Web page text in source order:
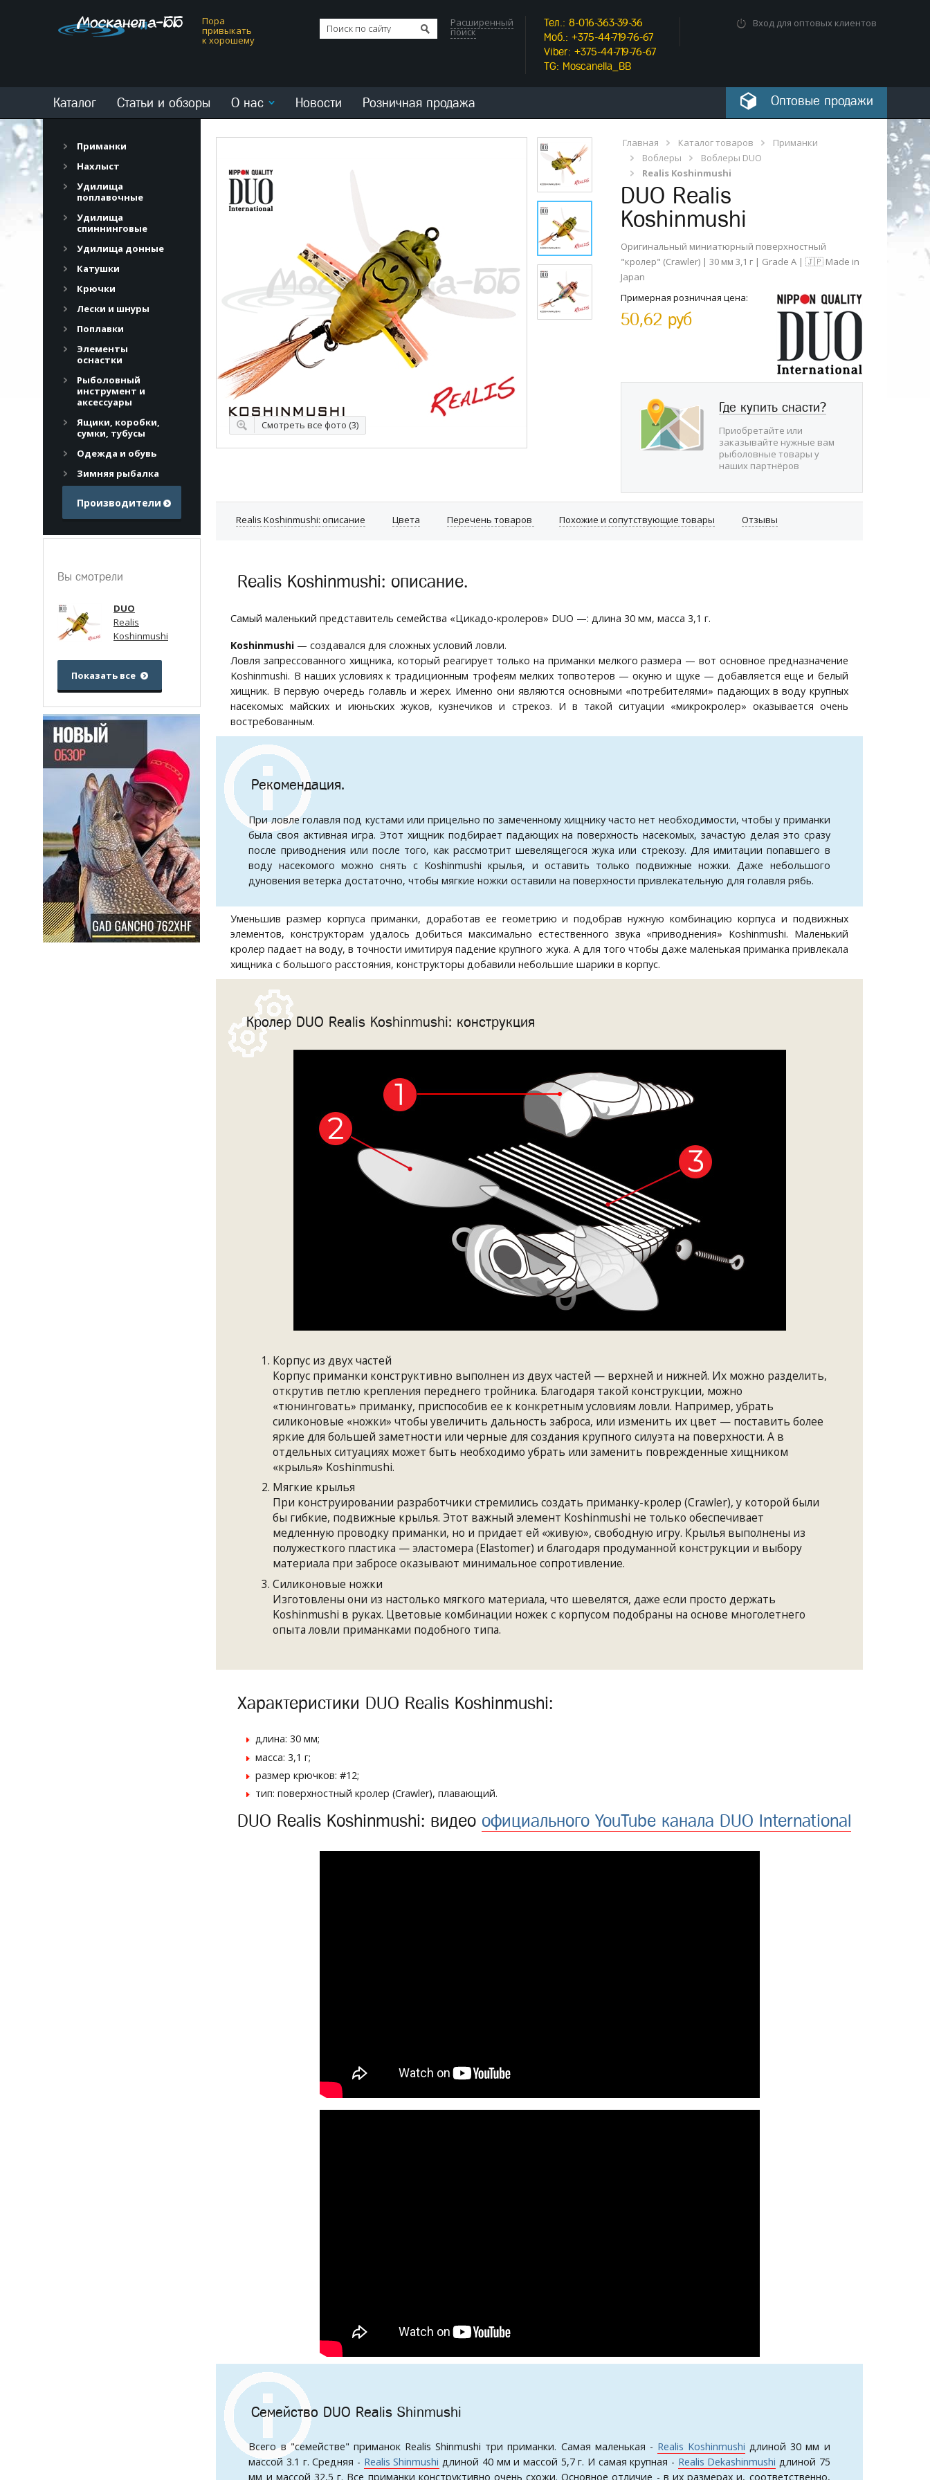
Пора
привыкать
к хорошему
Расширенный
поиск
Тел.: 8-016-363-39-36
Моб.: +375-44-719-76-67
Viber: +375-44-719-76-67
TG: Moscanella_BB
Вход для оптовых клиентов
Каталог Статьи и обзоры О нас Новости Розничная продажа Оптовые продажи
Смотреть все фото (3)
Главная Каталог товаров
Приманки
Воблеры
Воблеры DUO
Realis Koshinmushi
DUO Realis
Koshinmushi
Оригинальный миниатюрный поверхностный
"кролер" (Crawler) | 30 мм 3,1 г | Grade A | 🇯🇵 Made in
Japan
Примерная розничная цена:
50,62 руб
Где купить снасти?
Приобретайте или
заказывайте нужные вам
рыболовные товары у
наших партнёров
Realis Koshinmushi: описание Цвета Перечень товаров Похожие и сопутствующие товары Отзывы
Realis Koshinmushi: описание.
Самый маленький представитель семейства «Цикадо-кролеров» DUO —: длина 30 мм, масса 3,1 г.
Koshinmushi — создавался для сложных условий ловли.
Ловля запрессованного хищника, который реагирует только на приманки мелкого размера — вот основное предназначение
Koshinmushi. В наших условиях к традиционным трофеям мелких топвотеров — окуню и щуке — добавляется еще и белый
хищник. В первую очередь голавль и жерех. Именно они являются основными «потребителями» падающих в воду крупных
насекомых: майских и июньских жуков, кузнечиков и стрекоз. И в такой ситуации «микрокролер» оказывается очень
востребованным.
Рекомендация.
При ловле голавля под кустами или прицельно по замеченному хищнику часто нет необходимости, чтобы у приманки
была своя активная игра. Этот хищник подбирает падающих на поверхность насекомых, зачастую делая это сразу
после приводнения или после того, как рассмотрит шевелящегося жука или стрекозу. Для имитации попавшего в
воду насекомого можно снять с Koshinmushi крылья, и оставить только подвижные ножки. Даже небольшого
дуновения ветерка достаточно, чтобы мягкие ножки оставили на поверхности привлекательную для голавля рябь.
Уменьшив размер корпуса приманки, доработав ее геометрию и подобрав нужную комбинацию корпуса и подвижных
элементов, конструкторам удалось добиться максимально естественного звука «приводнения» Koshinmushi. Маленький
кролер падает на воду, в точности имитируя падение крупного жука. А для того чтобы даже маленькая приманка привлекала
хищника с большого расстояния, конструкторы добавили небольшие шарики в корпус.
Кролер DUO Realis Koshinmushi: конструкция
Корпус из двух частей
Корпус приманки конструктивно выполнен из двух частей — верхней и нижней. Их можно разделить,
открутив петлю крепления переднего тройника. Благодаря такой конструкции, можно
«тюнинговать» приманку, приспособив ее к конкретным условиям ловли. Например, убрать
силиконовые «ножки» чтобы увеличить дальность заброса, или изменить их цвет — поставить более
яркие для большей заметности или черные для создания крупного силуэта на поверхности. А в
отдельных ситуациях может быть необходимо убрать или заменить поврежденные хищником
«крылья» Koshinmushi.
Мягкие крылья
При конструировании разработчики стремились создать приманку-кролер (Crawler), у которой были
бы гибкие, подвижные крылья. Этот важный элемент Koshinmushi не только обеспечивает
медленную проводку приманки, но и придает ей «живую», свободную игру. Крылья выполнены из
полужесткого пластика — эластомера (Elastomer) и благодаря продуманной конструкции и выбору
материала при забросе оказывают минимальное сопротивление.
Силиконовые ножки
Изготовлены они из настолько мягкого материала, что шевелятся, даже если просто держать
Koshinmushi в руках. Цветовые комбинации ножек с корпусом подобраны на основе многолетнего
опыта ловли приманками подобного типа.
Характеристики DUO Realis Koshinmushi:
длина: 30 мм;
масса: 3,1 г;
размер крючков: #12;
тип: поверхностный кролер (Crawler), плавающий.
DUO Realis Koshinmushi: видео официального YouTube канала DUO International
Семейство DUO Realis Shinmushi
Всего в "семействе" приманок Realis Shinmushi три приманки. Самая маленькая - Realis Koshinmushi длиной 30 мм и
массой 3.1 г. Средняя - Realis Shinmushi длиной 40 мм и массой 5,7 г. И самая крупная - Realis Dekashinmushi длиной 75
мм и массой 32,5 г. Все приманки конструктивно очень схожи. Основное отличие - в их размерах и, соответственно,
Приманки
Нахлыст
Удилища
поплавочные
Удилища
спиннинговые
Удилища донные
Катушки
Крючки
Лески и шнуры
Поплавки
Элементы
оснастки
Рыболовный
инструмент и
аксессуары
Ящики, коробки,
сумки, тубусы
Одежда и обувь
Зимняя рыбалка
Производители
Вы смотрели
DUO
Realis
Koshinmushi
Показать все